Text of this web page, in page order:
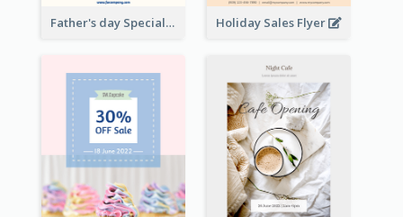
Father's day Special Sale Flyer Holiday Sales Flyer